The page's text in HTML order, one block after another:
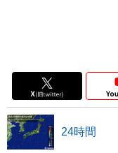
24時間